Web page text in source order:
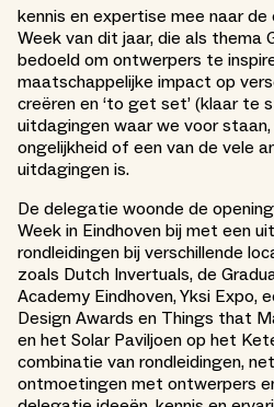
kennis en expertise mee naar
Week van dit jaar, die als thema
bedoeld om ontwerpers te
maatschappelijke impact op
creëren en ‘to get set’ (klaar te
uitdagingen waar we voor
ongelijkheid of een van de vele
uitdagingen is.
De delegatie woonde de
Week in Eindhoven bij met een
rondleidingen bij verschillende
zoals Dutch Invertuals, de
Academy Eindhoven, Yksi Expo,
Design Awards en Things that
en het Solar Paviljoen op het
combinatie van rondleidingen,
ontmoetingen met ontwerpers